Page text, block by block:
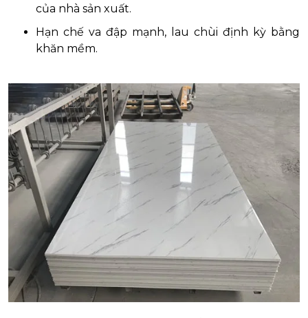
của nhà sản xuất.
Hạn chế va đập mạnh, lau chùi định kỳ bằng
khăn mềm.